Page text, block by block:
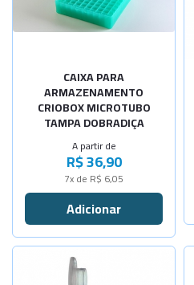
CAIXA PARA
ARMAZENAMENTO
CRIOBOX MICROTUBO
TAMPA DOBRADIÇA
A partir de
R$ 36,90
7x de R$ 6,05
81 microtu
-
- +